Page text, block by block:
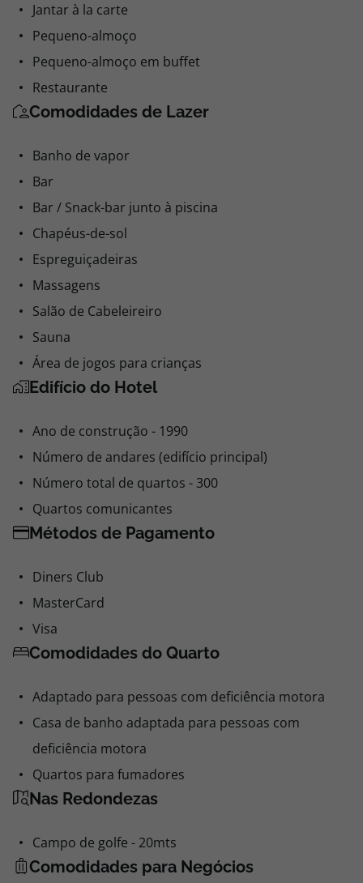
Jantar à la carte
Pequeno-almoço
Pequeno-almoço em buffet
Restaurante
Comodidades de Lazer
Banho de vapor
Bar
Bar / Snack-bar junto à piscina
Chapéus-de-sol
Espreguiçadeiras
Massagens
Salão de Cabeleireiro
Sauna
Área de jogos para crianças
Edifício do Hotel
Ano de construção - 1990
Número de andares (edifício principal)
Número total de quartos - 300
Quartos comunicantes
Métodos de Pagamento
Diners Club
MasterCard
Visa
Comodidades do Quarto
Adaptado para pessoas com deficiência motora
Casa de banho adaptada para pessoas com
deficiência motora
Quartos para fumadores
Nas Redondezas
Campo de golfe - 20mts
Comodidades para Negócios